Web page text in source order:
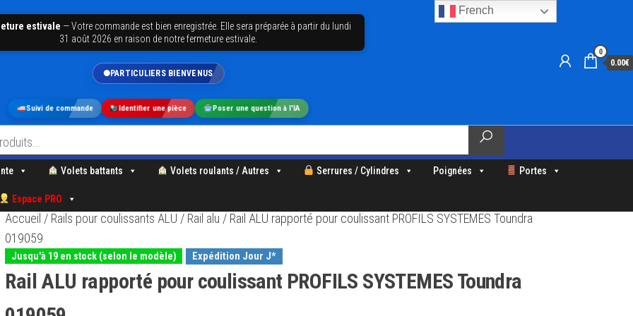
0
0.00€
Suivi de commande Identifier une pièce Poser une question à l'IA
estivale —Votre commande est bien enregistrée. Elle sera préparée à partir du lundi
31 août 2026 en raison de notre fermeture estivale.
Volets battants Volets roulants / Autres Serrures / Cylindres Poignées Portes
Espace PRO
Accueil / Rails pour coulissants ALU / Rail alu / Rail ALU rapporté pour coulissant PROFILS SYSTEMES Toundra
019059
Jusqu'à 19 en stock (selon le modèle) Expédition Jour J*
Rail ALU rapporté pour coulissant PROFILS SYSTEMES Toundra
French
PARTICULIERS BIENVENUS